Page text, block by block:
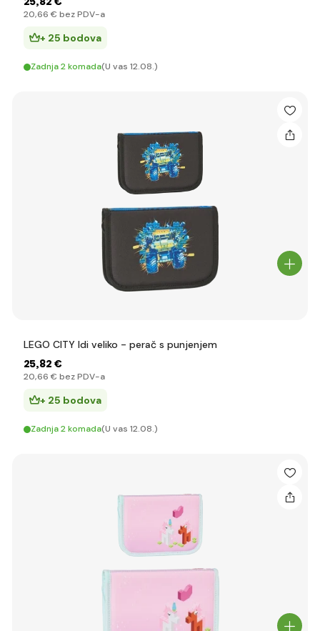
20,66 € bez PDV-a
+ 25 bodova
Zadnja 2 komada(U vas 12.08.)
LEGO CITY Idi veliko - perač s punjenjem
25,82 €
20,66 € bez PDV-a
+ 25 bodova
Zadnja 2 komada(U vas 12.08.)